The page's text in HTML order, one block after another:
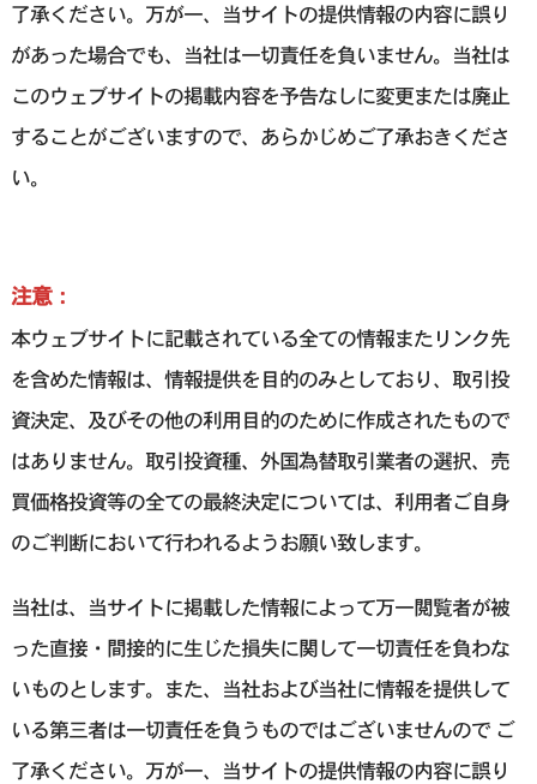
了承ください。万が一、当サイトの提供情報の内容に誤り
があった場合でも、当社は一切責任を負いません。当社は
このウェブサイトの掲載内容を予告なしに変更または廃止
することがございますので、あらかじめご了承おきくださ
い。
注意：
本ウェブサイトに記載されている全ての情報またリンク先
を含めた情報は、情報提供を目的のみとしており、取引投
資決定、及びその他の利用目的のために作成されたもので
はありません。取引投資種、外国為替取引業者の選択、売
買価格投資等の全ての最終決定については、利用者ご自身
のご判断において行われるようお願い致します。
当社は、当サイトに掲載した情報によって万一閲覧者が被
った直接・間接的に生じた損失に関して一切責任を負わな
いものとします。また、当社および当社に情報を提供して
いる第三者は一切責任を負うものではございませんので ご
了承ください。万が一、当サイトの提供情報の内容に誤り